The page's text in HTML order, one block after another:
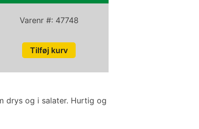
drys og i salater. Hurtig og
Varenr #: 47748